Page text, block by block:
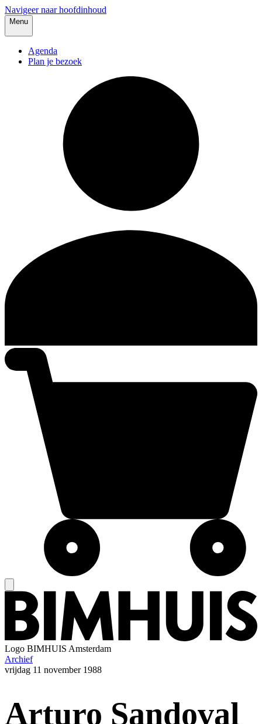
Navigeer naar hoofdinhoud
Menu
Agenda
Plan je bezoek
Logo BIMHUIS Amsterdam
Archief
vrijdag 11 november 1988
Arturo Sandoval